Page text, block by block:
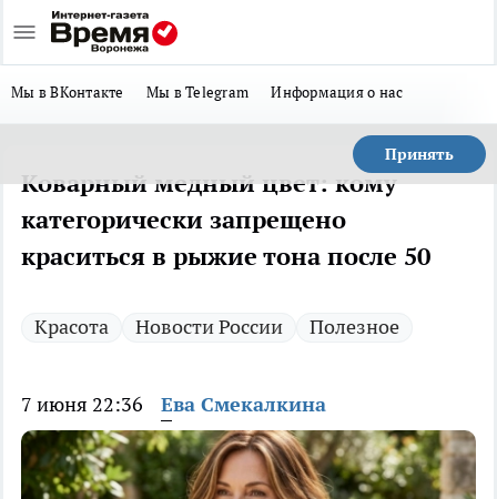
Мы в ВКонтакте Мы в Telegram Информация о нас
Принять
Коварный медный цвет: кому
категорически запрещено
краситься в рыжие тона после 50
Красота Новости России Полезное
7 июня 22:36 Ева Смекалкина